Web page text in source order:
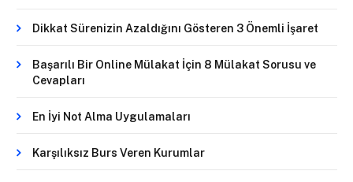
Dikkat Sürenizin Azaldığını Gösteren 3 Önemli İşaret
Başarılı Bir Online Mülakat İçin 8 Mülakat Sorusu ve
Cevapları
En İyi Not Alma Uygulamaları
Karşılıksız Burs Veren Kurumlar